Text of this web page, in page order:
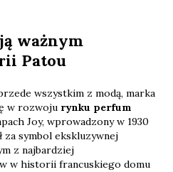
ważnym
Patou
wszystkim z modą, marka
w rozwoju rynku perfum
Joy, wprowadzony w 1930
za symbol ekskluzywnej
z najbardziej
w historii francuskiego domu